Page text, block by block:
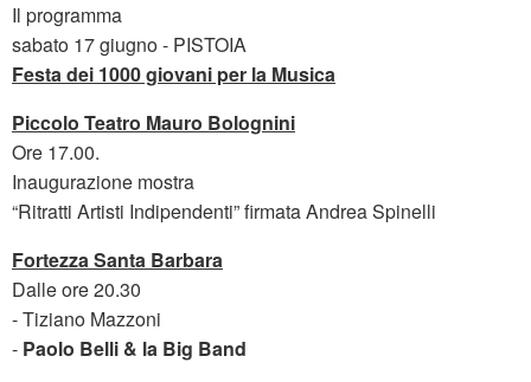
Il programma
sabato 17 giugno - PISTOIA
Festa dei 1000 giovani per la Musica
Piccolo Teatro Mauro Bolognini
Ore 17.00.
Inaugurazione mostra
“Ritratti Artisti Indipendenti” firmata Andrea Spinelli
Fortezza Santa Barbara
Dalle ore 20.30
- Tiziano Mazzoni
- Paolo Belli & la Big Band